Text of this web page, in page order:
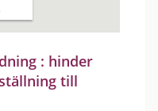
: hinder
till